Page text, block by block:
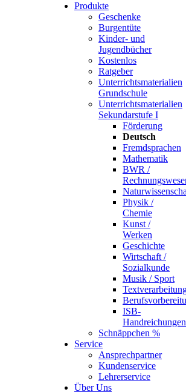
Produkte
Geschenke
Burgentüte
Kinder- und
Jugendbücher
Kostenlos
Ratgeber
Unterrichtsmaterialien
Grundschule
Unterrichtsmaterialien
Sekundarstufe I
Förderung
Deutsch
Fremdsprachen
Mathematik
BWR /
Physik /
Chemie
Kunst /
Werken
Geschichte
Wirtschaft /
Sozialkunde
Musik / Sport
ISB-
Handreichungen
Schnäppchen %
Service
Ansprechpartner
Kundenservice
Lehrerservice
Über Uns